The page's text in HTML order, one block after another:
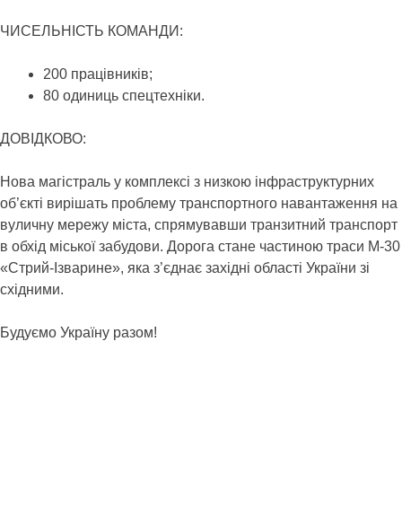
ЧИСЕЛЬНІСТЬ КОМАНДИ:
200 працівників;
80 одиниць спецтехніки.
ДОВІДКОВО:
Нова магістраль у комплексі з низкою інфраструктурних
об’єкті вирішать проблему транспортного навантаження на
вуличну мережу міста, спрямувавши транзитний транспорт
в обхід міської забудови. Дорога стане частиною траси М-30
«Стрий-Ізварине», яка з’єднає західні області України зі
східними.
Будуємо Україну разом!